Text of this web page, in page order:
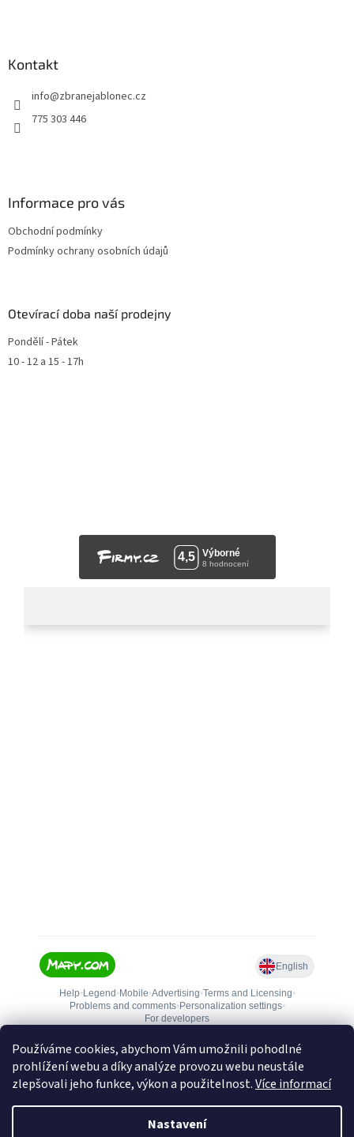
Používáme cookies, abychom Vám umožnili pohodlné
prohlížení webu a díky analýze provozu webu neustále
zlepšovali jeho funkce, výkon a použitelnost.Více informací
Nastavení
Kontakt
info@zbranejablonec.cz
775 303 446
Informace pro vás
Obchodní podmínky
Podmínky ochrany osobních údajů
Otevírací doba naší prodejny
Pondělí - Pátek
10 - 12 a 15 - 17h
Vytvořil Shoptet